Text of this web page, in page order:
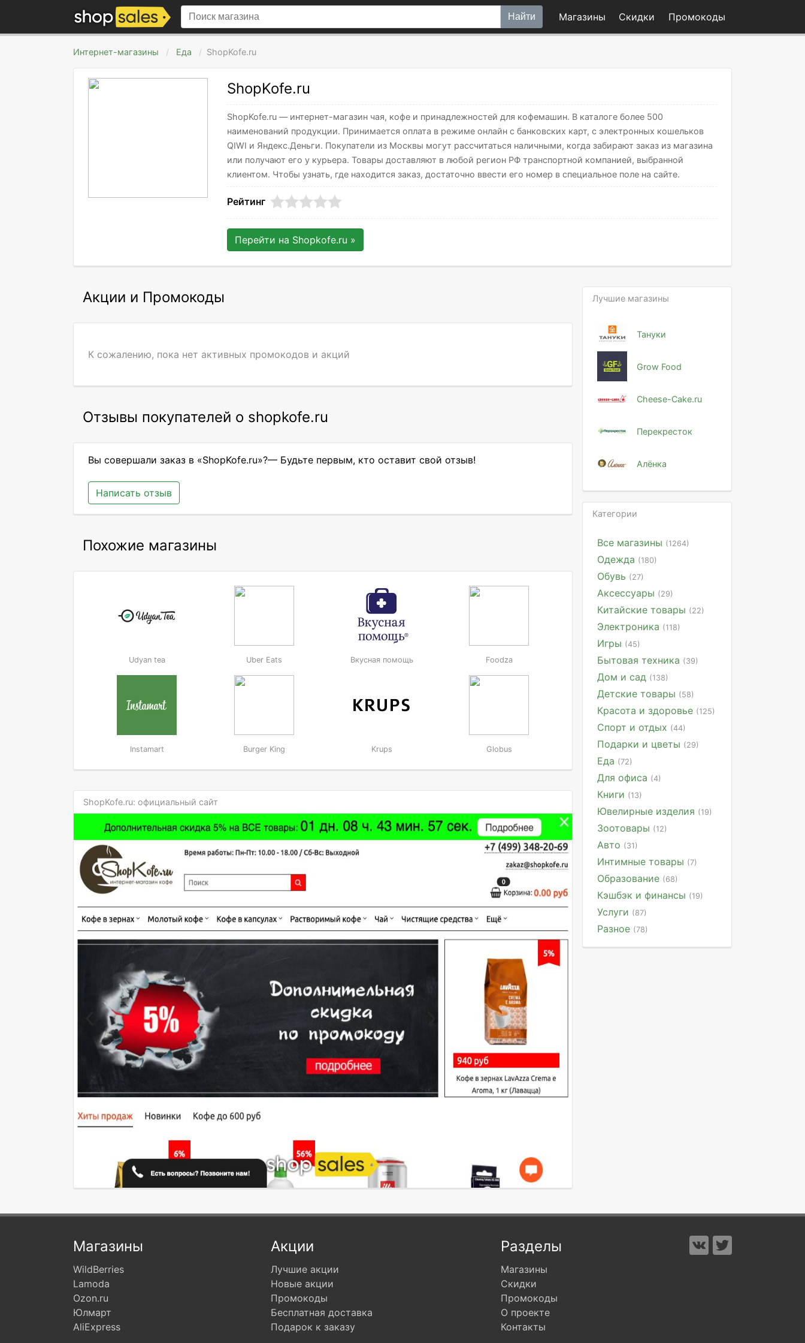
Найти Магазины Скидки Промокоды
Интернет-магазины Еда ShopKofe.ru
ShopKofe.ru
ShopKofe.ru — интернет-магазин чая, кофе и принадлежностей для кофемашин. В каталоге более 500
наименований продукции. Принимается оплата в режиме онлайн с банковских карт, с электронных кошельков
QIWI и Яндекс.Деньги. Покупатели из Москвы могут рассчитаться наличными, когда забирают заказ из магазина
или получают его у курьера. Товары доставляют в любой регион РФ транспортной компанией, выбранной
клиентом. Чтобы узнать, где находится заказ, достаточно ввести его номер в специальное поле на сайте.
Рейтинг
Перейти на Shopkofe.ru »
Акции и Промокоды
К сожалению, пока нет активных промокодов и акций
Отзывы покупателей о shopkofe.ru
Вы совершали заказ в «ShopKofe.ru»?— Будьте первым, кто оставит свой отзыв!
Написать отзыв
Похожие магазины
Udyan tea Uber Eats Вкусная помощь Foodza
Instamart Burger King Krups Globus
ShopKofe.ru: официальный сайт
Лучшие магазины
Тануки
Grow Food
Cheese-Cake.ru
Перекресток
Алёнка
Категории
Все магазины (1264)
Одежда (180)
Обувь (27)
Аксессуары (29)
Китайские товары (22)
Электроника (118)
Игры (45)
Бытовая техника (39)
Дом и сад (138)
Детские товары (58)
Красота и здоровье (125)
Спорт и отдых (44)
Подарки и цветы (29)
Еда (72)
Для офиса (4)
Книги (13)
Ювелирные изделия (19)
Зоотовары (12)
Авто (31)
Интимные товары (7)
Образование (68)
Кэшбэк и финансы (19)
Услуги (87)
Разное (78)
Магазины
WildBerries
Lamoda
Ozon.ru
Юлмарт
AliExpress
Акции
Лучшие акции
Новые акции
Промокоды
Бесплатная доставка
Подарок к заказу
Разделы
Магазины
Скидки
Промокоды
О проекте
Контакты